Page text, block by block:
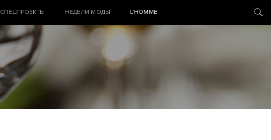
СПЕЦПРОЕКТЫ НЕДЕЛИ МОДЫ L’HOMME